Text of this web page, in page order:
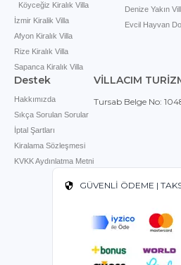
Köyceğiz Kiralık Villa
İzmir Kiralik Villa
Afyon Kiralık Villa
Rize Kiralık Villa
Sapanca Kiralık Villa
Denize Yakın
Evcil Hayvan
Destek
Hakkımızda
Sıkça Sorulan Sorular
İptal Şartları
Kiralama Sözleşmesi
KVKK Aydınlatma Metni
VİLLACIM
Tursab Belge No:
GÜVENLİ ÖDEME |